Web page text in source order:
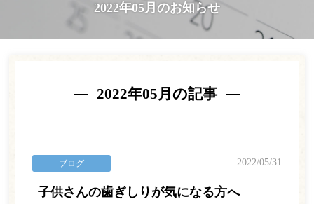
2022年05月のお知らせ
2022年05月の記事
子供さんの歯ぎしりが気になる方へ
ブログ 2022/05/31